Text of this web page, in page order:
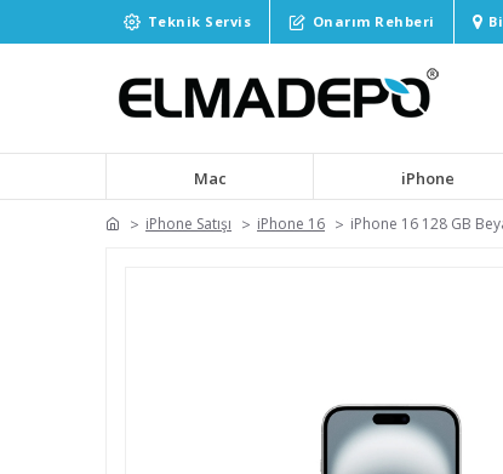
Teknik Servis Onarım Rehberi
Mac iPhone
iPhone Satışı iPhone 16 iPhone 16 128 GB